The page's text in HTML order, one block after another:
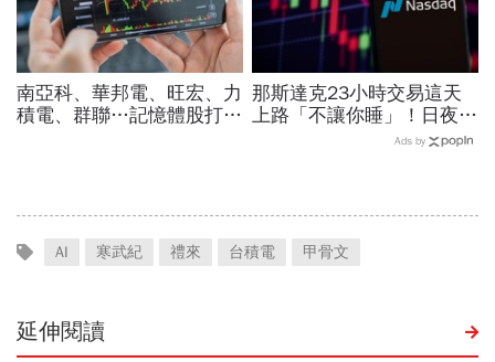
南亞科、華邦電、旺宏、力
積電、群聯…記憶體股打下
那斯達克23小時交易這天
上路「不讓你睡」！日夜盤
時間、新舊制差異…圈內人
Ads by
AI 寒武紀 禮來 台積電 甲骨文
延伸閱讀